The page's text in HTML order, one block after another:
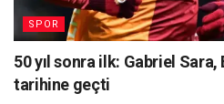
SPOR
50 yıl sonra ilk: Gabriel Sara,
tarihine geçti